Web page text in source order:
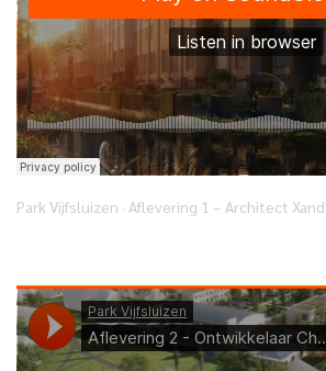
Park Vijfsluizen · Aflevering 1 – Architect Xander Vermeulen over de